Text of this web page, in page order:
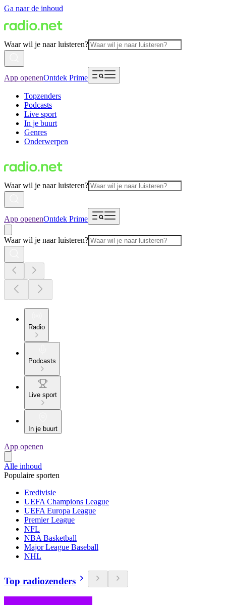
Ga naar de inhoud
Waar wil je naar luisteren?
App openenOntdek Prime
Topzenders
Podcasts
Live sport
In je buurt
Genres
Onderwerpen
Waar wil je naar luisteren?
App openenOntdek Prime
Waar wil je naar luisteren?
Radio
Podcasts
Live sport
In je buurt
App openen
Alle inhoud
Populaire sporten
Eredivisie
UEFA Champions League
UEFA Europa League
Premier League
NFL
NBA Basketball
Major League Baseball
NHL
Top radiozenders